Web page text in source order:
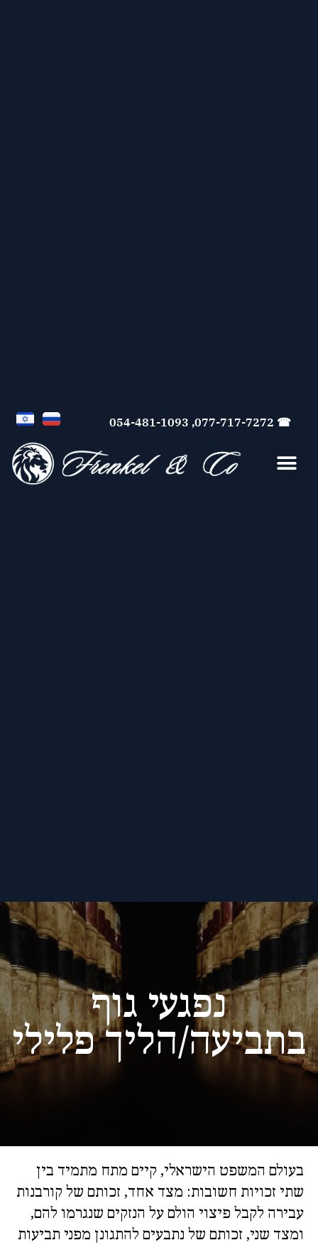
☎ 077-717-7272, 054-481-1093
נפגעי גוף
בתביעה/הליך פלילי
בעולם המשפט הישראלי, קיים מתח מתמיד בין
שתי זכויות חשובות: מצד אחד, זכותם של קורבנות
עבירה לקבל פיצוי הולם על הנזקים שנגרמו להם,
ומצד שני, זכותם של נתבעים להתגונן מפני תביעות